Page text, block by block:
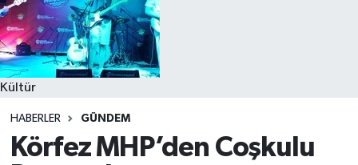
Kültür
HABERLER GÜNDEM
Körfez MHP’den Coşkulu